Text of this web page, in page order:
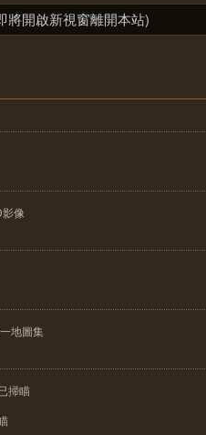
將開啟新視窗離開本站)
像
地圖集
掃瞄